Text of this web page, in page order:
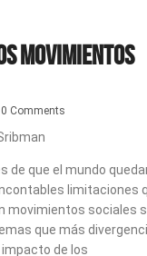
movimientos
0 Comments
de que el mundo
limitaciones
movimientos sociales
que más
de los